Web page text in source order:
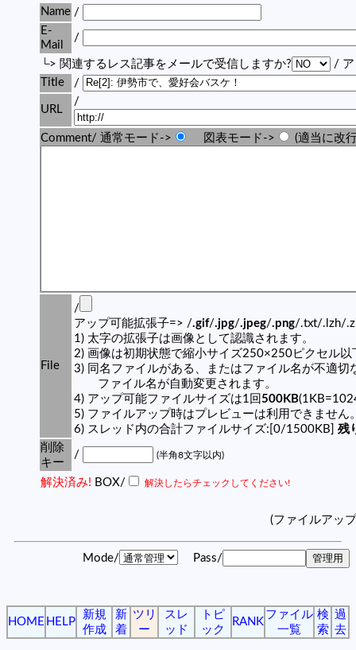
Name /
E-
Mail
/
└> 関連するレス記事をメールで受信しますか?
/ ア
Title
/
URL
/
Comment/ 通常モード-> 図表モード-> (適当に改
File
/
アップ可能拡張子=> /.gif/.jpg/.jpeg/.png/.txt/.lzh/
1) 太字の拡張子は画像として認識されます。
2) 画像は初期状態で縮小サイズ250×250ピクセル以
3) 同名ファイルがある、またはファイル名が不適切
ファイル名が自動変更されます。
4) アップ可能ファイルサイズは1回 500KB
5) ファイルアップ時はプレビューは利用できません
6) スレッド内の合計ファイルサイズ:[0/1500KB] 残
削除
キー
/ (半角8文字以内)
解決済み! BOX/ 解決したらチェックしてください!
(ファイルアッ
Mode/ Pass/
HOME HELP
新規
作成
新
着
ツリ
ー
スレ
ッド
トピ
ック
RANK
ファイル
一覧
検
索
過
去